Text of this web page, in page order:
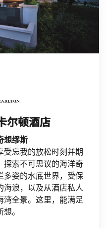
尔顿酒店
想缪斯
受忘我的放松时刻并期
探索不可思议的海洋奇
多姿的水底世界，受保
海浪，以及从酒店私人
湾全景。这里，能满足
。